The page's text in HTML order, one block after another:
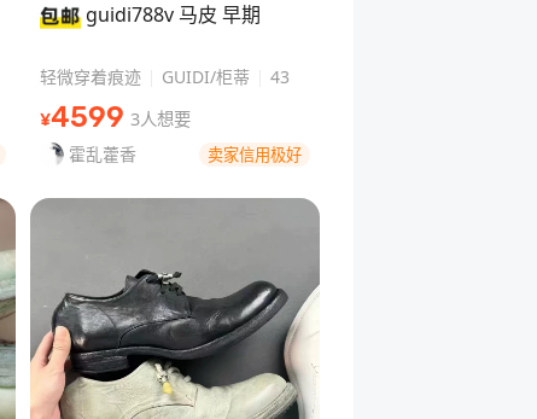
guidi788v 马皮 早期
轻微穿着痕迹 GUIDI/柜蒂 43
¥4599 3人想要
霍乱藿香
卖家信用极好